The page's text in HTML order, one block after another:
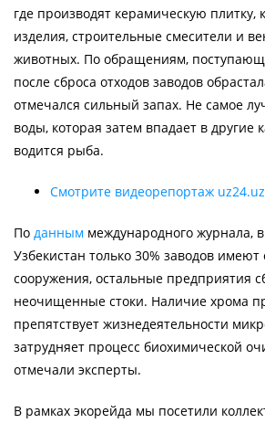
где производят керамическую плитку,
изделия, строительные смесители и
животных. По обращениям,
после сброса отходов заводов
отмечался сильный запах. Не самое
воды, которая затем впадает в другие
водится рыба.
Смотрите видеорепортаж uz24.uz
По данным международного журнала,
Узбекистан только 30% заводов
сооружения, ос­тальные предприятия
неочищенные стоки. Наличие хрома
препятствует жизнедеятельности
затрудняет процесс биохи­мической
отмечали эксперты.
В рамках экорейда мы посетили